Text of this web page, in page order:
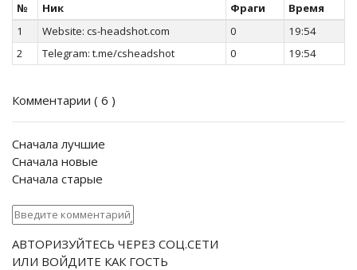
№ Ник Фраги
Время
1
Website: cs-headshot.com 0
19:54
2
Telegram: t.me/csheadshot 0 19:54
Комментарии ( 6 )
Сначала лучшие
Сначала новые
Сначала старые
АВТОРИЗУЙТЕСЬ ЧЕРЕЗ СОЦ.СЕТИ
ИЛИ ВОЙДИТЕ КАК ГОСТЬ